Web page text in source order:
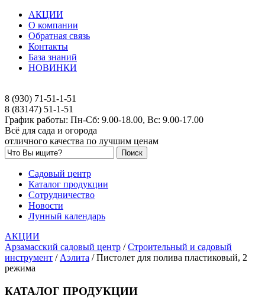
АКЦИИ
О компании
Обратная связь
Контакты
База знаний
НОВИНКИ
8 (930) 71-51-1-51
8 (83147) 51-1-51
График работы: Пн-Сб: 9.00-18.00, Вс: 9.00-17.00
Всё для сада и огорода
отличного качества по лучшим ценам
Садовый центр
Каталог продукции
Сотрудничество
Новости
Лунный календарь
АКЦИИ
Арзамасский садовый центр /Строительный и садовый
инструмент / Аэлита /Пистолет для полива пластиковый, 2
режима
КАТАЛОГ ПРОДУКЦИИ